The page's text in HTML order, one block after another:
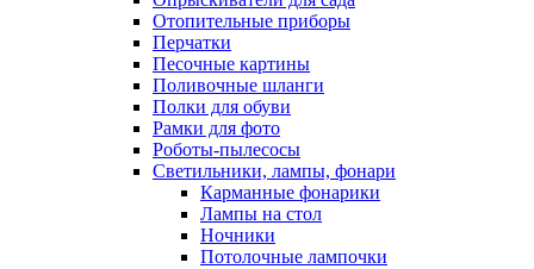
Отопительные приборы
Перчатки
Песочные картины
Поливочные шланги
Полки для обуви
Рамки для фото
Роботы-пылесосы
Светильники, лампы, фонари
Карманные фонарики
Лампы на стол
Ночники
Потолочные лампочки